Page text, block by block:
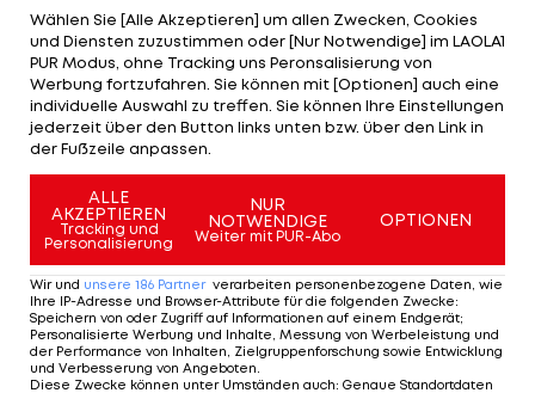
musste, hält er für keineswegs unschlagbar. "Ich
denke, es wäre fair zu sagen, dass nun jeder auf
demselben Spielfeld steht", erklärt der US-
Amerikaner. "Yohan hat sich ein wenig abgesetzt,
aber davon abgesehen ist alles ziemlich
ausgeglichen."
Mehr zum Thema
Wählen Sie [Alle Akzeptieren] um allen Zwecken, Cookies
und Diensten zuzustimmen oder [Nur Notwendige] im LAOLA1
PUR Modus, ohne Tracking uns Peronsalisierung von
Werbung fortzufahren. Sie können mit [Optionen] auch eine
individuelle Auswahl zu treffen. Sie können Ihre Einstellungen
jederzeit über den Button links unten bzw. über den Link in
der Fußzeile anpassen.
ALLE
AKZEPTIEREN
Tracking und
Personalisierung
NUR
NOTWENDIGE
Weiter mit PUR-Abo
OPTIONEN
Wir und unsere 186 Partner verarbeiten personenbezogene Daten, wie
Ihre IP-Adresse und Browser-Attribute für die folgenden Zwecke:
Speichern von oder Zugriff auf Informationen auf einem Endgerät;
Personalisierte Werbung und Inhalte, Messung von Werbeleistung und
der Performance von Inhalten, Zielgruppenforschung sowie Entwicklung
und Verbesserung von Angeboten.
Diese Zwecke können unter Umständen auch: Genaue Standortdaten